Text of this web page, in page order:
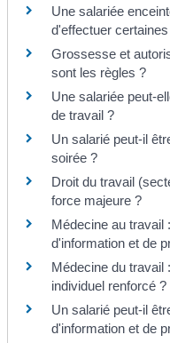
Une salariée
d'effectuer
Grossesse et
sont les règles ?
Une salariée peut-
de travail ?
Un salarié peut-il
soirée ?
Droit du travail
force majeure ?
Médecine au travail
d'information et de
Médecine du travail
individuel renforcé ?
Un salarié peut-il
d'information et de